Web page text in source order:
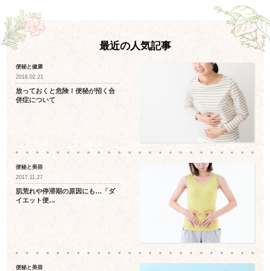
最近の人気記事
便秘と健康
2018.02.21
放っておくと危険！便秘が招く合
併症について
便秘と美容
2017.11.27
肌荒れや停滞期の原因にも…「ダ
イエット便…
便秘と美容